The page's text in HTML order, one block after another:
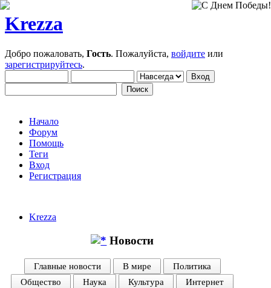
Krezza
Добро пожаловать, Гость. Пожалуйста, войдите или
зарегистрируйтесь.
Начало
Форум
Помощь
Теги
Вход
Регистрация
Krezza
Новости
Главные новости В мире
Политика
Общество
Наука Культура
Интернет